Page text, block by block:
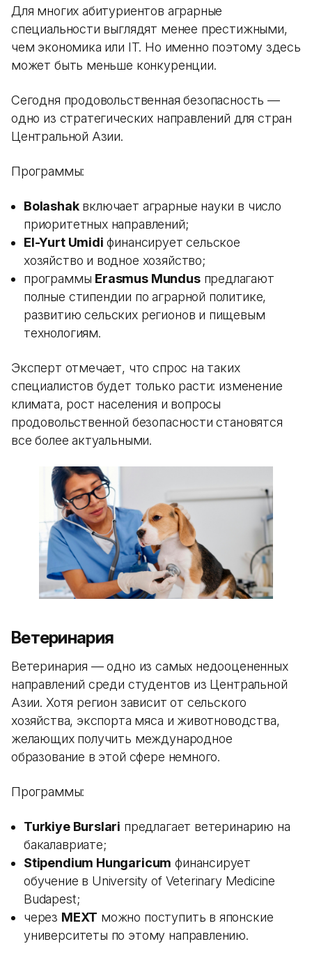
Для многих абитуриентов аграрные
специальности выглядят менее престижными,
чем экономика или IT. Но именно поэтому здесь
может быть меньше конкуренции.
Сегодня продовольственная безопасность —
одно из стратегических направлений для стран
Центральной Азии.
Программы:
Bolashakвключает аграрные науки в число
приоритетных направлений;
El-Yurt Umidi финансирует сельское
хозяйство и водное хозяйство;
программы Erasmus Mundusпредлагают
полные стипендии по аграрной политике,
развитию сельских регионов и пищевым
технологиям.
Эксперт отмечает, что спрос на таких
специалистов будет только расти: изменение
климата, рост населения и вопросы
продовольственной безопасности становятся
все более актуальными.
Ветеринария
Ветеринария — одно из самых недооцененных
направлений среди студентов из Центральной
Азии. Хотя регион зависит от сельского
хозяйства, экспорта мяса и животноводства,
желающих получить международное
образование в этой сфере немного.
Программы:
Turkiye Burslari предлагает ветеринарию на
бакалавриате;
Stipendium Hungaricum финансирует
обучение в University of Veterinary Medicine
Budapest;
через MEXT можно поступить в японские
университеты по этому направлению.